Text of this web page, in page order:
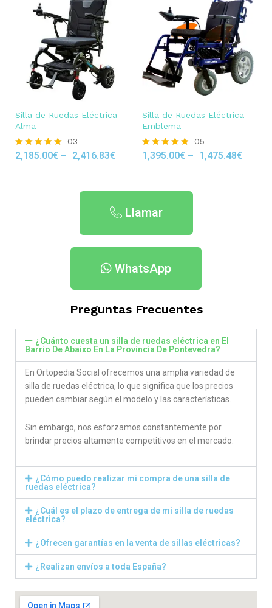
Silla de Ruedas Eléctrica
Alma
Rated
03
2,185.00€ – 2,416.83€
Silla de Ruedas Eléctrica
Emblema
Rated
05
1,395.00€ – 1,475.48€
Llamar
WhatsApp
Preguntas Frecuentes
¿Cuánto cuesta un silla de ruedas eléctrica en El
Barrio De Abaixo En La Provincia De Pontevedra​?
En Ortopedia Social ofrecemos una amplia variedad de
silla de ruedas eléctrica, lo que significa que los precios
pueden cambiar según el modelo y las características.
Sin embargo, nos esforzamos constantemente por
brindar precios altamente competitivos en el mercado.
¿Cómo puedo realizar mi compra de una silla de
ruedas eléctrica?
¿Cuál es el plazo de entrega de mi silla de ruedas
eléctrica?
¿Ofrecen garantías en la venta de sillas eléctricas?
¿Realizan envíos a toda España?